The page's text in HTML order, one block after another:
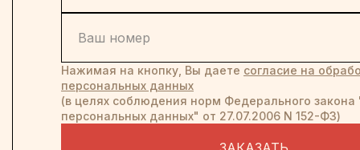
Нажимая на кнопку, Вы даете согласие на
персональных данных
(в целях соблюдения норм Федерального закона
персональных данных" от 27.07.2006 N 152-ФЗ)